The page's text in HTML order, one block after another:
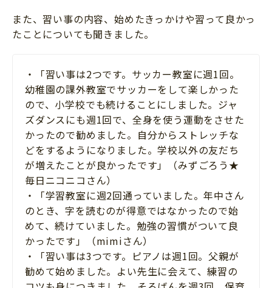
また、習い事の内容、始めたきっかけや習って良かっ
たことについても聞きました。
・「習い事は2つです。サッカー教室に週1回。
幼稚園の課外教室でサッカーをして楽しかった
ので、小学校でも続けることにしました。ジャ
ズダンスにも週1回で、全身を使う運動をさせた
かったので勧めました。自分からストレッチな
どをするようになりました。学校以外の友だち
が増えたことが良かったです」（みずごろう★
毎日ニコニコさん）
・「学習教室に週2回通っていました。年中さん
のとき、字を読むのが得意ではなかったので始
めて、続けていました。勉強の習慣がついて良
かったです」（mimiさん）
・「習い事は3つです。ピアノは週1回。父親が
勧めて始めました。よい先生に会えて、練習の